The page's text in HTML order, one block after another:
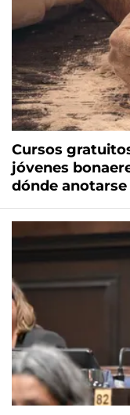
Cursos
jóvenes
dónde anotarse